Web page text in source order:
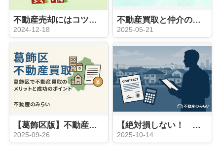
不動産売却にはコツがある⁉買取の概要や注意点をご紹介
2024-12-18
不動産買取と仲介の違いは？買取のメリット・デメリットも解説
2025-05-21
【葛飾区版】不動産買取のメリットと成功のポイント 〜仲介ではなく「買取」を選ぶべきケースとは〜
2025-09-26
【絶対損しない！ 足立区で不動産買取で早く現金化する方法】
2025-10-14